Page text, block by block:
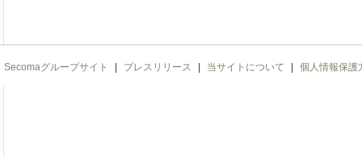
Secomaグループサイト プレスリリース 当サイトについて 個人情報保護